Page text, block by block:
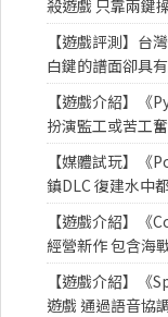
殺遊戲 只靠兩鍵
【遊戲評測】台
白鍵的譜面卻具
【遊戲介紹】《
扮演監工或苦工
【媒體試玩】
鎮DLC 復建水中
【遊戲介紹】《
經營新作 包含海
【遊戲介紹】《
遊戲 通過語音協